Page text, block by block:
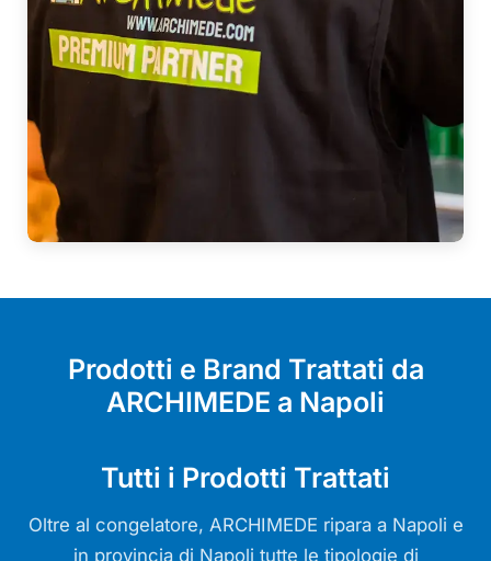
Prodotti e Brand Trattati da
ARCHIMEDE a Napoli
Tutti i Prodotti Trattati
Oltre al congelatore, ARCHIMEDE ripara a Napoli e
in provincia di Napoli tutte le tipologie di